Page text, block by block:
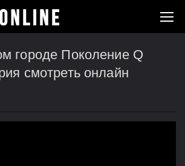
городе Поколение Q
смотреть онлайн